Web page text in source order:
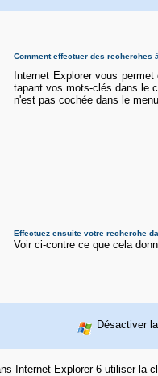
Comment effectuer des recherches
Internet Explorer vous
tapant vos mots-clés dans le
n'est pas cochée dans le menu
Effectuez ensuite votre recherche
Voir ci-contre ce que cela
Désactiver
Internet Explorer 6 utiliser la